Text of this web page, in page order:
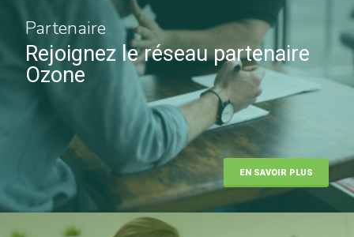
Partenaire
Rejoignez le réseau partenaire
Ozone
EN SAVOIR PLUS